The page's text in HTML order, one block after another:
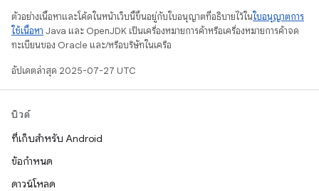
ตัวอย่างเนื้อหาและโค้ดในหน้าเว็บนี้ขึ้นอยู่กับใบอนุญาตที่อธิบายไว้ในใบอนุญาตการ
ใช้เนื้อหา Java และ OpenJDK เป็นเครื่องหมายการค้าหรือเครื่องหมายการค้าจด
ทะเบียนของ Oracle และ/หรือบริษัทในเครือ
อัปเดตล่าสุด 2025-07-27 UTC
บิวด์
ที่เก็บสำหรับ Android
ข้อกำหนด
ดาวน์โหลด